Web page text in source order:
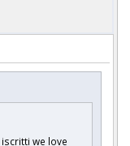
we love